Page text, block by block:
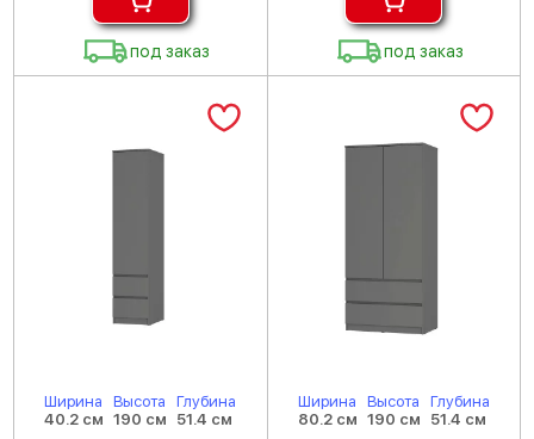
под заказ под заказ
Ширина
40.2 см
Высота
190 см
Глубина
51.4 см
Ширина
80.2 см
Высота
190 см
Глубина
51.4 см